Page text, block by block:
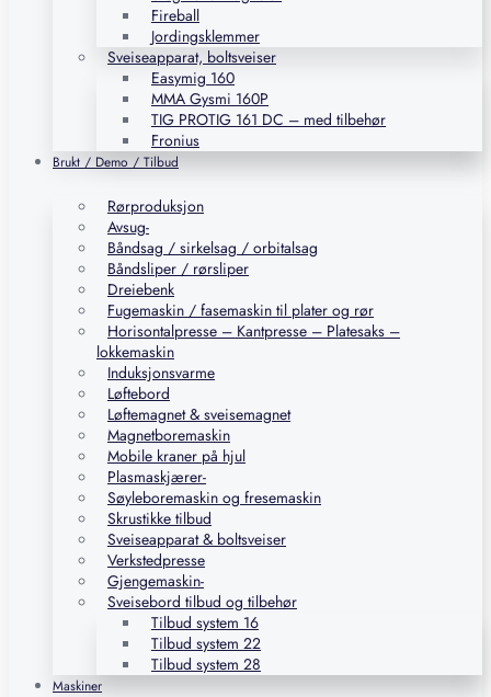
Fireball
Jordingsklemmer
Sveiseapparat, boltsveiser
Easymig 160
MMA Gysmi 160P
TIG PROTIG 161 DC – med tilbehør
Fronius
Brukt / Demo / Tilbud
Rørproduksjon
Avsug-
Båndsag / sirkelsag / orbitalsag
Båndsliper / rørsliper
Dreiebenk
Fugemaskin / fasemaskin til plater og rør
Horisontalpresse – Kantpresse – Platesaks –
lokkemaskin
Induksjonsvarme
Løftebord
Løftemagnet & sveisemagnet
Magnetboremaskin
Mobile kraner på hjul
Plasmaskjærer-
Søyleboremaskin og fresemaskin
Skrustikke tilbud
Sveiseapparat & boltsveiser
Verkstedpresse
Gjengemaskin-
Sveisebord tilbud og tilbehør
Tilbud system 16
Tilbud system 22
Tilbud system 28
Maskiner